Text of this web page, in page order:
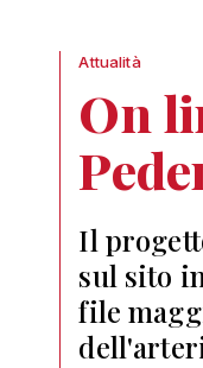
Attualità
On
Il
sul sito
file